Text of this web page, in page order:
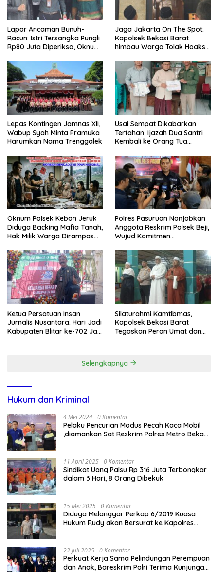
Lapor Ancaman Bunuh-
Racun: Istri Tersangka Pungli
Rp80 Juta Diperiksa, Oknum
Disdagperin
Jaga Jakarta On The Spot:
Kapolsek Bekasi Barat
himbau Warga Tolak Hoaks
Sholat Jumat
Lepas Kontingen Jamnas XII,
Wabup Syah Minta Pramuka
Harumkan Nama Trenggalek
Usai Sempat Dikabarkan
Tertahan, Ijazah Dua Santri
Kembali ke Orang Tua
Oknum Polsek Kebon Jeruk
Diduga Backing Mafia Tanah,
Hak Milik Warga Dirampas
Polres Pasuruan Nonjobkan
Anggota Reskrim Polsek Beji,
Wujud Komitmen
Dugaan Penganiayaan
Ketua Persatuan Insan
Jurnalis Nusantara: Hari Jadi
Kabupaten Blitar ke-702 Jadi
Silaturahmi Kamtibmas,
Kapolsek Bekasi Barat
Tegaskan Peran Umat dan
Selengkapnya
Hukum dan Kriminal
4 Mei 2024 0 Komentar
Pelaku Pencurian Modus Pecah Kaca Mobil
,diamankan Sat Reskrim Polres Metro Bekasi
11 April 2025 0 Komentar
Sindikat Uang Palsu Rp 316 Juta Terbongkar
dalam 3 Hari, 8 Orang Dibekuk
15 Mei 2025 0 Komentar
Diduga Melanggar Perkap 6/2019 Kuasa
Hukum Rudy akan Bersurat ke Kapolres
22 Juli 2025 0 Komentar
Perkuat Kerja Sama Pelindungan Perempuan
dan Anak, Bareskrim Polri Terima Kunjungan